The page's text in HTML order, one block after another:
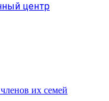
центр
их семей